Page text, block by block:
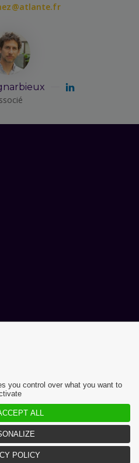
ENGAGÉS
you control over what you want to
ALL
POLICY